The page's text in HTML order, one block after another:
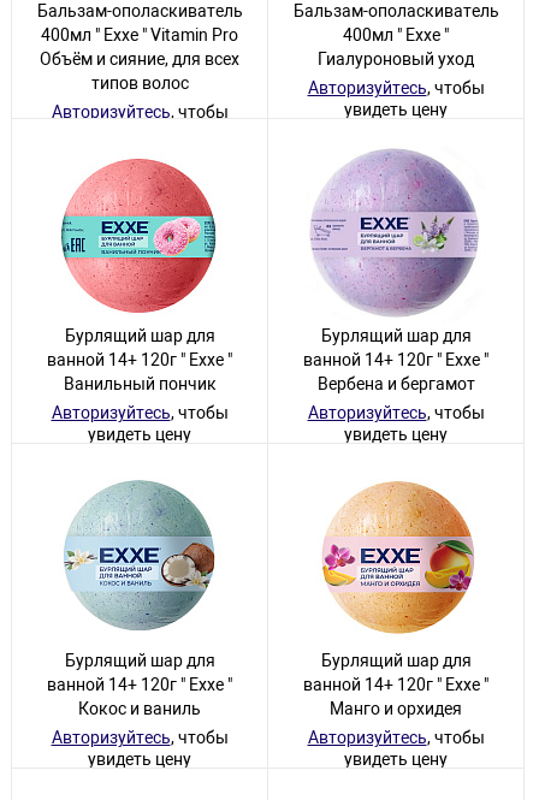
Бальзам-ополаскиватель
400мл " Exxe " Vitamin Pro
Объём и сияние, для всех
типов волос
Авторизуйтесь, чтобы
19 товаров
Бальзам-ополаскиватель
400мл " Exxe "
Гиалуроновый уход
Авторизуйтесь, чтобы
увидеть цену
11 товаров
Бурлящий шар для
ванной 14+ 120г " Exxe "
Ванильный пончик
Авторизуйтесь, чтобы
увидеть цену
Бурлящий шар для
ванной 14+ 120г " Exxe "
Вербена и бергамот
Авторизуйтесь, чтобы
увидеть цену
Бурлящий шар для
ванной 14+ 120г " Exxe "
Кокос и ваниль
Авторизуйтесь, чтобы
увидеть цену
Бурлящий шар для
ванной 14+ 120г " Exxe "
Манго и орхидея
Авторизуйтесь, чтобы
увидеть цену